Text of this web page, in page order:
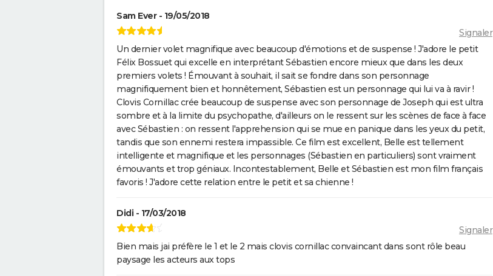
Sam Ever - 19/05/2018
Signaler
Un dernier volet magnifique avec beaucoup d'émotions et de suspense ! J'adore le petit
Félix Bossuet qui excelle en interprétant Sébastien encore mieux que dans les deux
premiers volets ! Émouvant à souhait, il sait se fondre dans son personnage
magnifiquement bien et honnêtement, Sébastien est un personnage qui lui va à ravir !
Clovis Cornillac crée beaucoup de suspense avec son personnage de Joseph qui est ultra
sombre et à la limite du psychopathe, d'ailleurs on le ressent sur les scènes de face à face
avec Sébastien : on ressent l'apprehension qui se mue en panique dans les yeux du petit,
tandis que son ennemi restera impassible. Ce film est excellent, Belle est tellement
intelligente et magnifique et les personnages (Sébastien en particuliers) sont vraiment
émouvants et trop géniaux. Incontestablement, Belle et Sébastien est mon film français
favoris ! J'adore cette relation entre le petit et sa chienne !
Didi - 17/03/2018
Signaler
Bien mais jai préfère le 1 et le 2 mais clovis cornillac convaincant dans sont rôle beau
paysage les acteurs aux tops